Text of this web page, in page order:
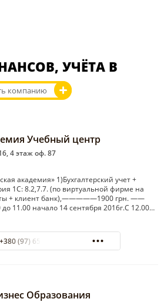
УЧЁТА В
компанию
Учебный центр
4 этаж оф. 87
академия» 1)Бухгалтерский учет +
1С: 8.2,7.7. (по виртуальной фирме на
+ клиент банк),—————1900 грн. ——
начало 14 сентября 2016г.С 12.00…
+380 (97) 656-30-71
Образования